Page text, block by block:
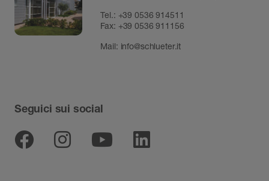
Tel.: +39 0536 914511
Fax: +39 0536 911156
Mail: info@schlueter.it
Seguici sui social
Facebook
Instagram
YoutubeLinkedin